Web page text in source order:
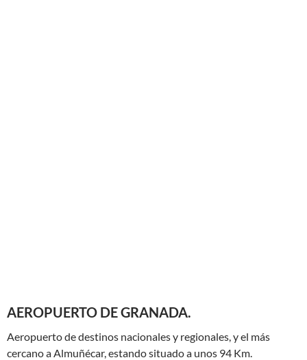
AEROPUERTO DE GRANADA.
Aeropuerto de destinos nacionales y regionales, y el más
cercano a Almuñécar, estando situado a unos 94 Km.